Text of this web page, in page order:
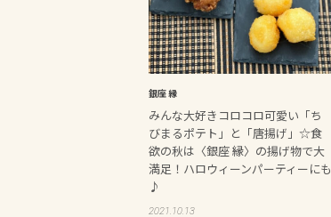
銀座 縁
みんな大好きコロコロ可愛い「ち
びまるポテト」と「唐揚げ」☆食
欲の秋は〈銀座 縁〉の揚げ物で大
満足！ハロウィーンパーティーにも
♪
2021.10.13